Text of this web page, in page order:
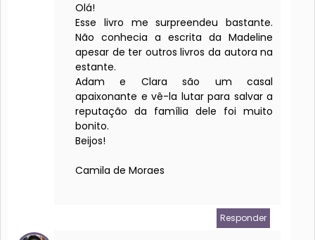
Olá!
Esse livro me surpreendeu bastante.
Não conhecia a escrita da Madeline
apesar de ter outros livros da autora na
estante.
Adam e Clara são um casal
apaixonante e vê-la lutar para salvar a
reputação da família dele foi muito
bonito.
Beijos!
Camila de Moraes
Responder